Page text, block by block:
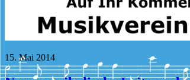
15. Mai 2014